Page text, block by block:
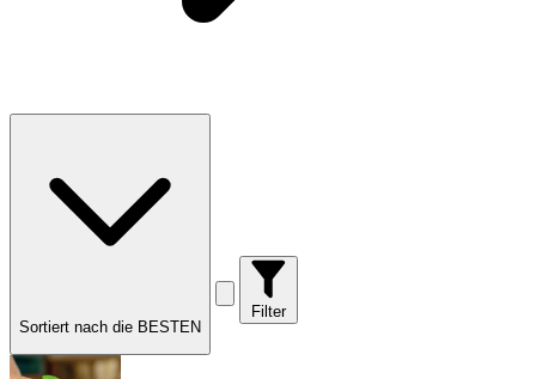
Sortiert nach die BESTEN
Filter